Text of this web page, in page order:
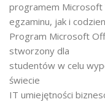
programem
egzaminu, jak i
Program Microsoft
stworzony dla
studentów w celu
świecie
IT umiejętności